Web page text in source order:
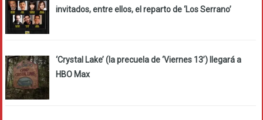
invitados, entre ellos, el reparto de ‘Los Serrano’
‘Crystal Lake’ (la precuela de ‘Viernes 13’) llegará a
HBO Max